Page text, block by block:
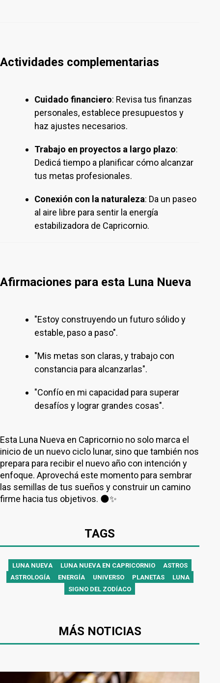
Actividades complementarias
Cuidado financiero: Revisa tus finanzas
personales, establece presupuestos y
haz ajustes necesarios.
Trabajo en proyectos a largo plazo:
Dedicá tiempo a planificar cómo alcanzar
tus metas profesionales.
Conexión con la naturaleza: Da un paseo
al aire libre para sentir la energía
estabilizadora de Capricornio.
Afirmaciones para esta Luna Nueva
"Estoy construyendo un futuro sólido y
estable, paso a paso".
"Mis metas son claras, y trabajo con
constancia para alcanzarlas".
"Confío en mi capacidad para superar
desafíos y lograr grandes cosas".
Esta Luna Nueva en Capricornio no solo marca el
inicio de un nuevo ciclo lunar, sino que también nos
prepara para recibir el nuevo año con intención y
enfoque. Aprovechá este momento para sembrar
las semillas de tus sueños y construir un camino
firme hacia tus objetivos. 🌑✨
TAGS
LUNA NUEVA LUNA NUEVA EN CAPRICORNIO
ASTROS
ASTROLOGÍA
ENERGÍA UNIVERSO PLANETAS
LUNA
SIGNO DEL ZODÍACO
MÁS NOTICIAS